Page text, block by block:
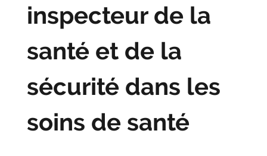
inspecteur de la
santé et de la
sécurité dans les
soins de santé